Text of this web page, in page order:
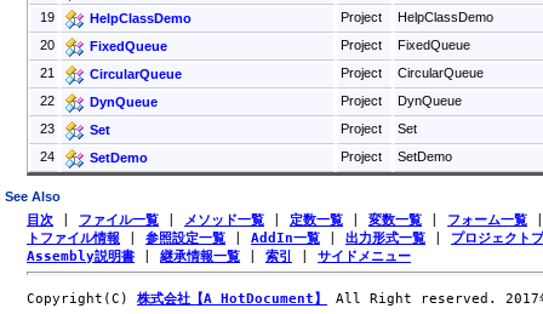
19
HelpClassDemo Project
HelpClassDemo
20
FixedQueue Project
FixedQueue
21
CircularQueue Project
CircularQueue
22
DynQueue Project
DynQueue
23
Set Project
Set
24
SetDemo Project SetDemo
See Also
目次 ファイル一覧 メソッド一覧 定数一覧 変数一覧 フォーム一覧
トファイル情報
参照設定一覧 AddIn一覧 出力形式一覧
プロジェクト
Assembly説明書
継承情報一覧 索引 サイドメニュー
Copyright(C) 株式会社【A HotDocument】
All Right reserved. 2017